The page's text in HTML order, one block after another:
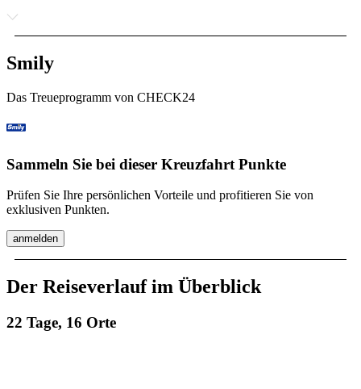
Smily
Das Treueprogramm von CHECK24
Sammeln Sie bei dieser Kreuzfahrt Punkte
Prüfen Sie Ihre persönlichen Vorteile und profitieren Sie von
exklusiven Punkten.
anmelden
Der Reiseverlauf im Überblick
22 Tage, 16 Orte